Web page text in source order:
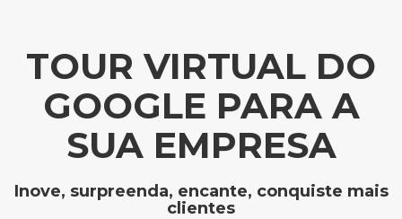
TOUR VIRTUAL DO
GOOGLE PARA A
SUA EMPRESA
Inove, surpreenda, encante, conquiste mais
clientes